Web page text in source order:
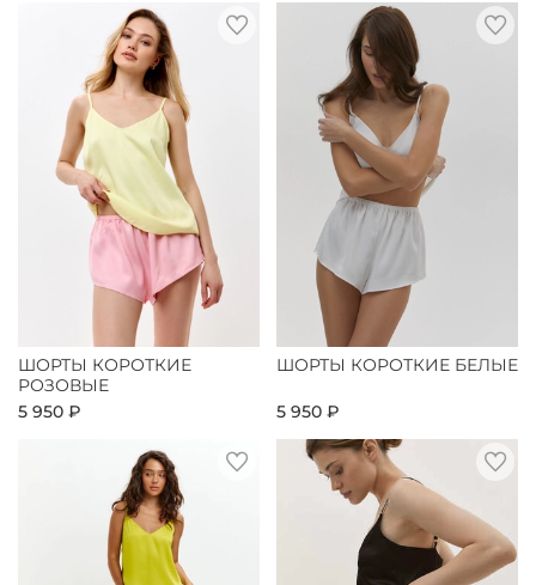
ШОРТЫ КОРОТКИЕ
РОЗОВЫЕ
5 950 ₽
ШОРТЫ КОРОТКИЕ БЕЛЫЕ
5 950 ₽